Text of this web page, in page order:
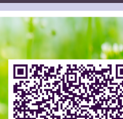
offline na
,Vaknieuws | Bier
van alle kanalen
waren vijf bierglazen